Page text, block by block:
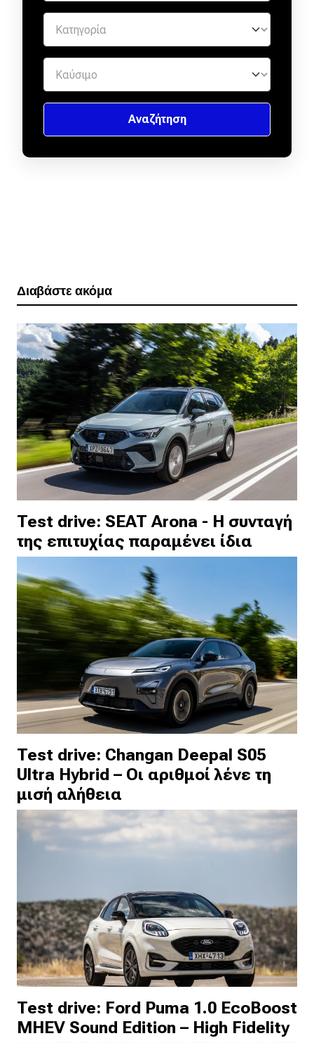
Διαβάστε ακόμα
Test drive: SEAT Arona - Η συνταγή
της επιτυχίας παραμένει ίδια
Test drive: Changan Deepal S05
Ultra Hybrid – Οι αριθμοί λένε τη
μισή αλήθεια
Test drive: Ford Puma 1.0 EcoBoost
MHEV Sound Edition – High Fidelity